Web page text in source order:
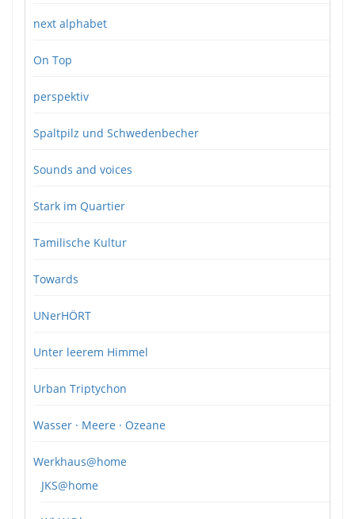
next alphabet
On Top
perspektiv
Spaltpilz und Schwedenbecher
Sounds and voices
Stark im Quartier
Tamilische Kultur
Towards
UNerHÖRT
Unter leerem Himmel
Urban Triptychon
Wasser · Meere · Ozeane
Werkhaus@home
JKS@home